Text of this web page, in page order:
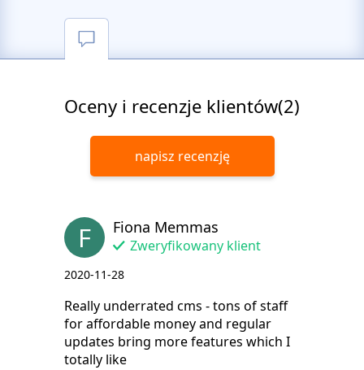
Oceny i recenzje klientów(2)
napisz recenzję
F Fiona Memmas
Zweryfikowany klient
2020-11-28
Really underrated cms - tons of staff
for affordable money and regular
updates bring more features which I
totally like